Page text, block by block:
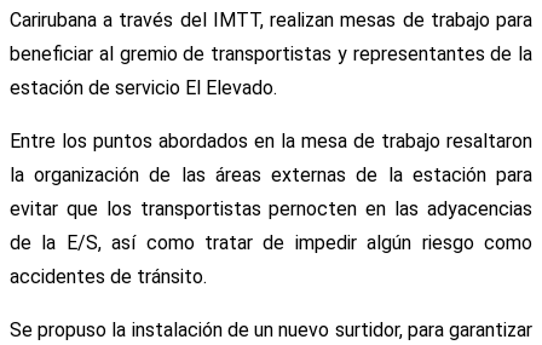
Carirubana a través del IMTT, realizan mesas de trabajo para
beneficiar al gremio de transportistas y representantes de la
estación de servicio El Elevado.
Entre los puntos abordados en la mesa de trabajo resaltaron
la organización de las áreas externas de la estación para
evitar que los transportistas pernocten en las adyacencias
de la E/S, así como tratar de impedir algún riesgo como
accidentes de tránsito.
Se propuso la instalación de un nuevo surtidor, para garantizar